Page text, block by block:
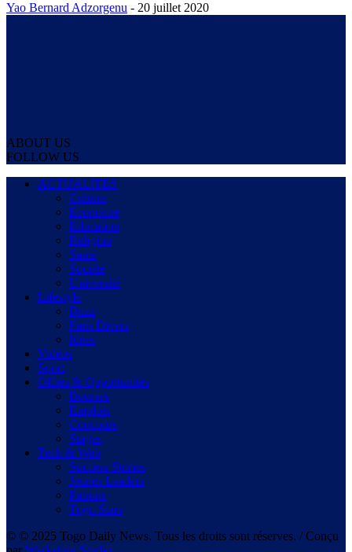
Yao Bernard Adzorgenu - 20 juillet 2020
ABOUT US
FOLLOW US
ACTUALITES
Culture
Economie
Education
Religion
Santé
Société
Université
Lifestyle
Buzz
Faits Divers
Idées
Vidéos
Sport
Offres & Opportunités
Bourses
Emplois
Concours
Stages
Tech & Web
Success Stories
Jeunes Leaders
Patrons
Togo Stars
© © 2025 Togo Daily News. Tous les droits sont réserves. / Conçu